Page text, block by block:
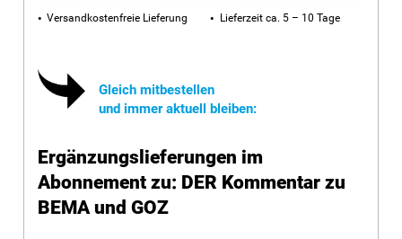
Versandkostenfreie Lieferung Lieferzeit ca. 5 – 10 Tage
Gleich mitbestellen
und immer aktuell bleiben:
Ergänzungslieferungen im
Abonnement zu: DER Kommentar zu
BEMA und GOZ